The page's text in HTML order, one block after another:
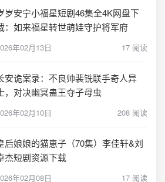
岁安宁小福星短剧46集全4K网盘下
：如来福星转世萌娃守护将军府
年02月13日 17 阅读
安诡案录：不良帅裴铣联手奇人异
，对决幽冥蛊王夺子母虫
年02月10日 208 阅读
后娘娘的猫崽子（70集）李佳轩&刘
杰短剧资源下载
年02月08日 17 阅读